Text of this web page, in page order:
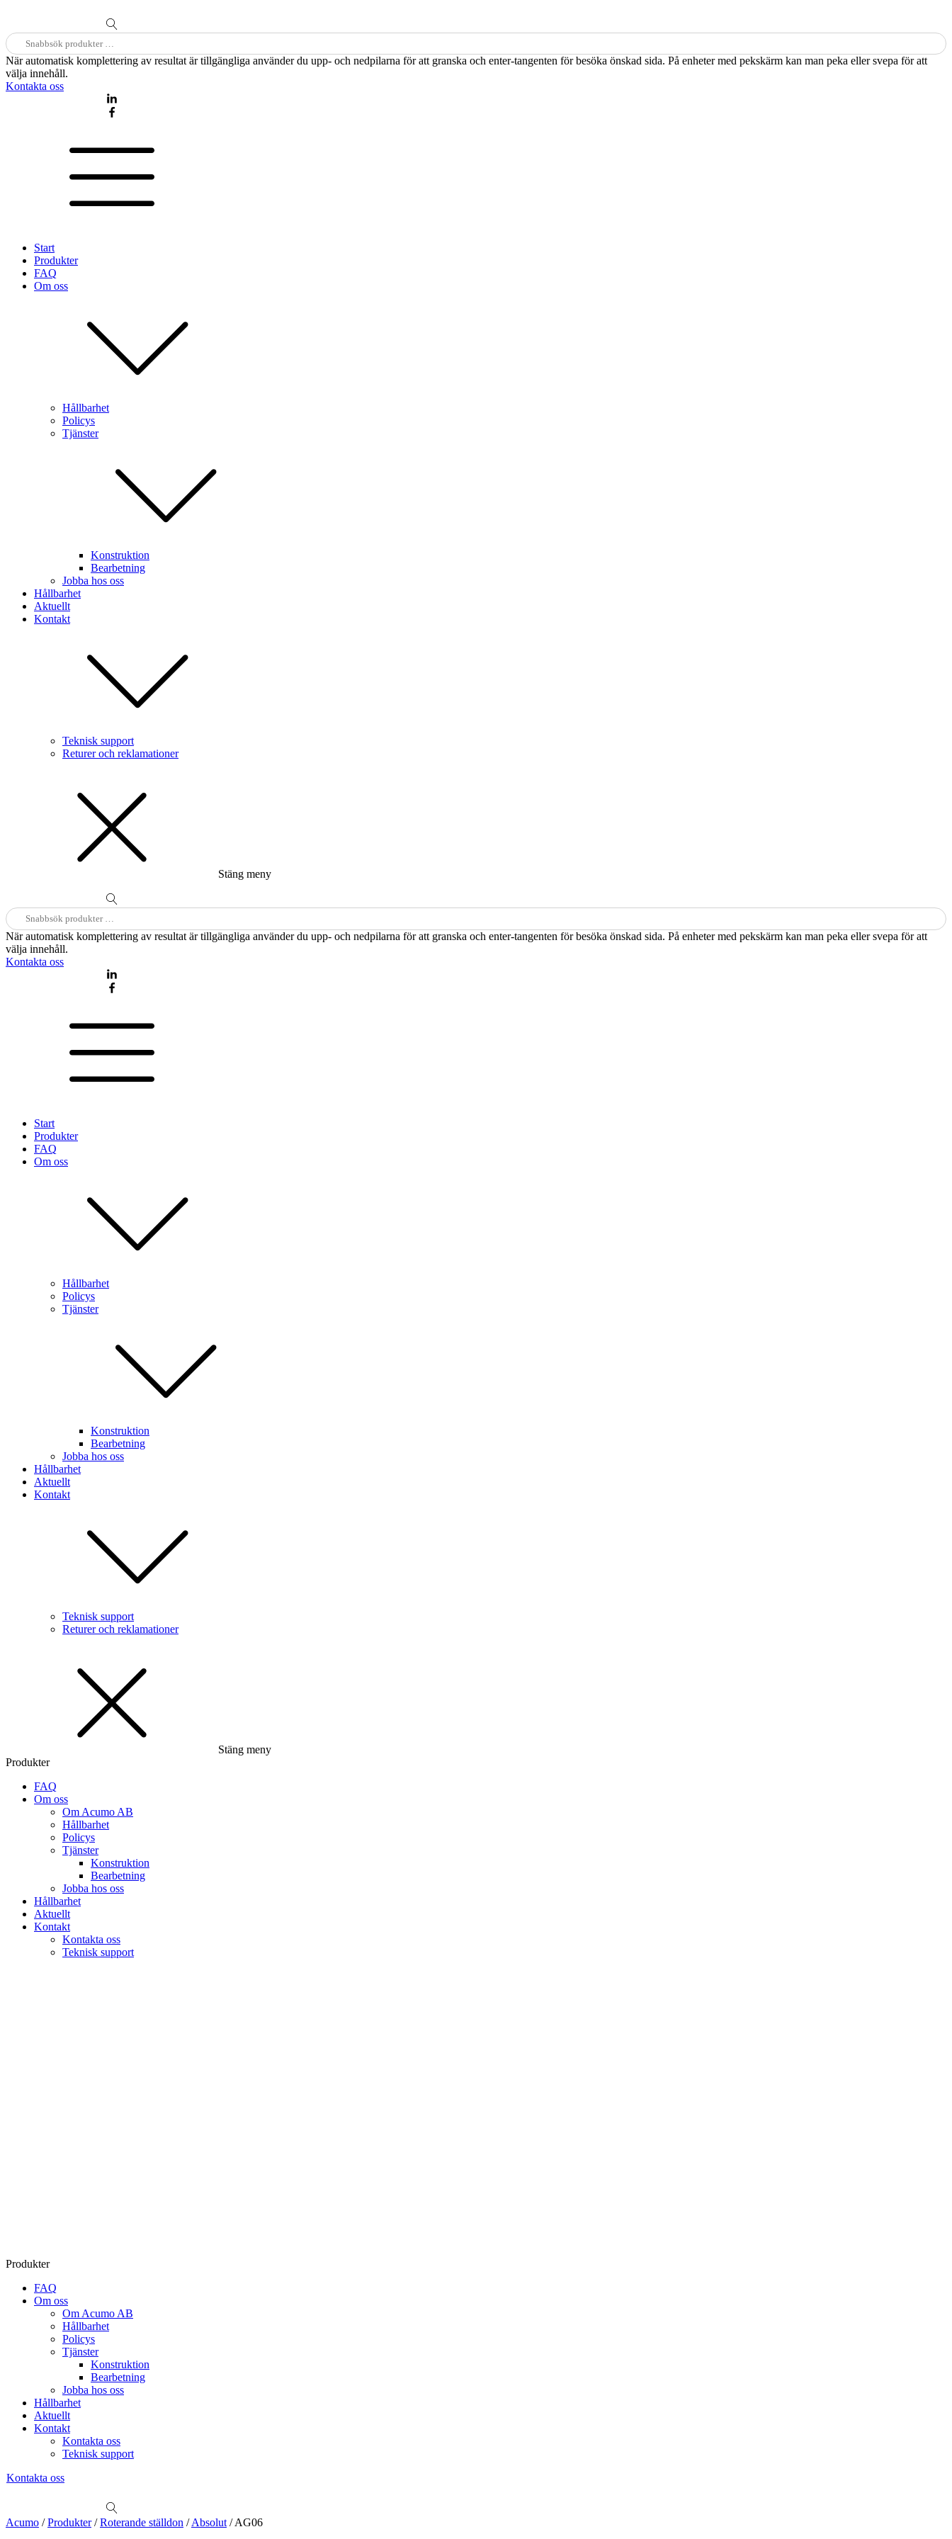
Sök
efter:
När automatisk komplettering av resultat är tillgängliga använder du upp- och nedpilarna för att granska och enter-tangenten för besöka önskad sida. På enheter med pekskärm kan man peka eller svepa för att
välja innehåll.
Kontakta oss
Start
Produkter
FAQ
Om oss
Hållbarhet
Policys
Tjänster
Konstruktion
Bearbetning
Jobba hos oss
Hållbarhet
Aktuellt
Kontakt
Teknisk support
Returer och reklamationer
Stäng meny
Sök
efter:
När automatisk komplettering av resultat är tillgängliga använder du upp- och nedpilarna för att granska och enter-tangenten för besöka önskad sida. På enheter med pekskärm kan man peka eller svepa för att
välja innehåll.
Kontakta oss
Start
Produkter
FAQ
Om oss
Hållbarhet
Policys
Tjänster
Konstruktion
Bearbetning
Jobba hos oss
Hållbarhet
Aktuellt
Kontakt
Teknisk support
Returer och reklamationer
Stäng meny
Produkter
FAQ
Om oss
Om Acumo AB
Hållbarhet
Policys
Tjänster
Konstruktion
Bearbetning
Jobba hos oss
Hållbarhet
Aktuellt
Kontakt
Kontakta oss
Teknisk support
Produkter
FAQ
Om oss
Om Acumo AB
Hållbarhet
Policys
Tjänster
Konstruktion
Bearbetning
Jobba hos oss
Hållbarhet
Aktuellt
Kontakt
Kontakta oss
Teknisk support
Kontakta oss
Se alla kategorier Se alla produkter Se alla leverantörer
Acumo /Produkter/Roterande ställdon /Absolut /AG06